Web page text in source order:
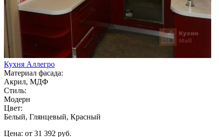
Кухня Аллегро
Материал фасада:
Акрил, МДФ
Стиль:
Модерн
Цвет:
Белый, Глянцевый, Красный
Цена: от 31 392 руб.